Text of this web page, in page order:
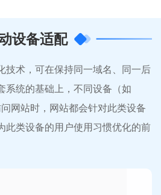
设备适配
技术，可在保持同一域名、同一后
系统的基础上，不同设备（如
网站时，网站都会针对此类设备
此类设备的用户使用习惯优化的前